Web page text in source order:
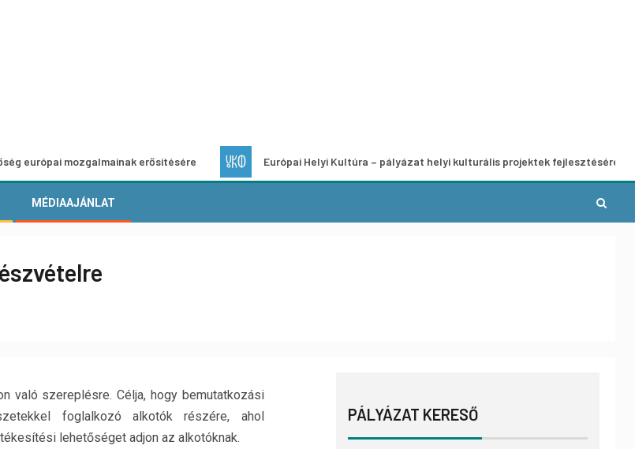
mozgalmainak erősítésére Európai Helyi Kultúra – pályázat helyi kulturális projektek fejlesztésére
MÉDIAAJÁNLAT
való szereplésre. Célja, hogy bemutatkozási
foglalkozó alkotók részére, ahol
lehetőséget adjon az alkotóknak.
PÁLYÁZAT KERESŐ